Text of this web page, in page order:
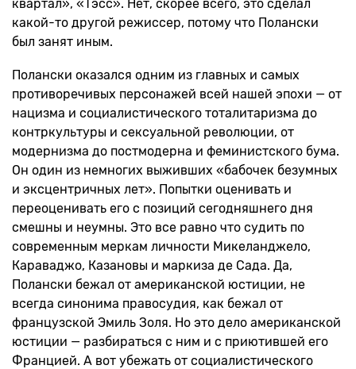
квартал», «Тэсс». Нет, скорее всего, это сделал
какой-то другой режиссер, потому что Полански
был занят иным.
Полански оказался одним из главных и самых
противоречивых персонажей всей нашей эпохи — от
нацизма и социалистического тоталитаризма до
контркультуры и сексуальной революции, от
модернизма до постмодерна и феминистского бума.
Он один из немногих выживших «бабочек безумных
и эксцентричных лет». Попытки оценивать и
переоценивать его с позиций сегодняшнего дня
смешны и неумны. Это все равно что судить по
современным меркам личности Микеланджело,
Караваджо, Казановы и маркиза де Сада. Да,
Полански бежал от американской юстиции, не
всегда синонима правосудия, как бежал от
французской Эмиль Золя. Но это дело американской
юстиции — разбираться с ним и с приютившей его
Францией. А вот убежать от социалистического